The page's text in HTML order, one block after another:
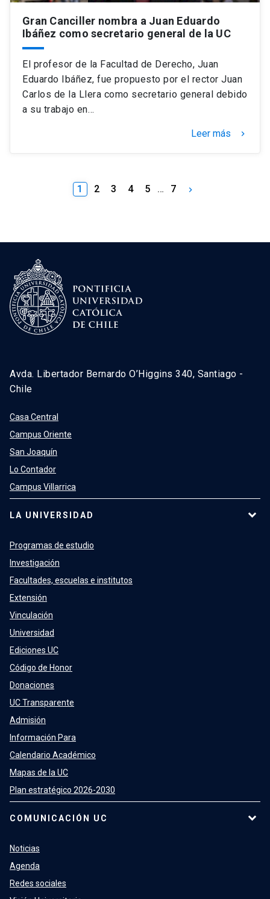
Gran Canciller nombra a Juan Eduardo
Ibáñez como secretario general de la UC
El profesor de la Facultad de Derecho, Juan
Eduardo Ibáñez, fue propuesto por el rector Juan
Carlos de la Llera como secretario general debido
a su trabajo en…
Leer más keyboard_arrow_right
1 2 3 4 5 … 7 keyboard_arrow_right
Avda. Libertador Bernardo O’Higgins 340, Santiago -
Chile
Casa Central
Campus Oriente
San Joaquín
Lo Contador
Campus Villarrica
LA UNIVERSIDAD
Programas de estudio
Investigación
Facultades, escuelas e institutos
Extensión
Vinculación
Universidad
Ediciones UC
Código de Honor
Donaciones
UC Transparente
Admisión
Información Para
Calendario Académico
Mapas de la UC
Plan estratégico 2026-2030
COMUNICACIÓN UC
Noticias
Agenda
Redes sociales